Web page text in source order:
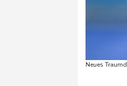
Neues